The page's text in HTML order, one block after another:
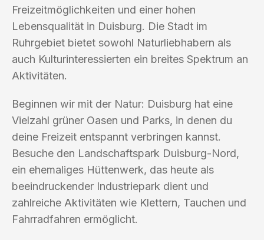
Freizeitmöglichkeiten und einer hohen
Lebensqualität in Duisburg. Die Stadt im
Ruhrgebiet bietet sowohl Naturliebhabern als
auch Kulturinteressierten ein breites Spektrum an
Aktivitäten.
Beginnen wir mit der Natur: Duisburg hat eine
Vielzahl grüner Oasen und Parks, in denen du
deine Freizeit entspannt verbringen kannst.
Besuche den Landschaftspark Duisburg-Nord,
ein ehemaliges Hüttenwerk, das heute als
beeindruckender Industriepark dient und
zahlreiche Aktivitäten wie Klettern, Tauchen und
Fahrradfahren ermöglicht.